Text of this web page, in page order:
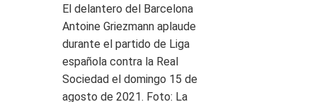
El delantero del Barcelona
Antoine Griezmann aplaude
durante el partido de Liga
española contra la Real
Sociedad el domingo 15 de
agosto de 2021. Foto: La